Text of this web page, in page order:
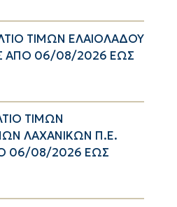
ΤΙΜΩΝ ΕΛΑΙΟΛΑΔΟΥ
ΑΠΟ 06/08/2026 ΕΩΣ
ΤΙΜΩΝ
ΛΑΧΑΝΙΚΩΝ Π.Ε.
06/08/2026 ΕΩΣ